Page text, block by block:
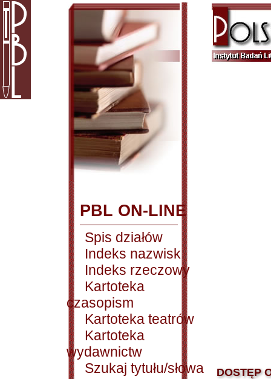
PBL ON-LINE
Spis działów
Indeks nazwisk
Indeks rzeczowy
Kartoteka
czasopism
Kartoteka teatrów
Kartoteka
wydawnictw
Szukaj tytułu/słowa
DOSTĘP